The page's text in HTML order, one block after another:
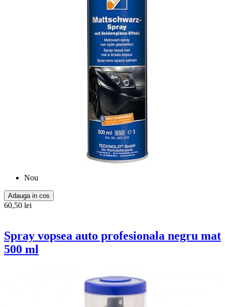
Nou
Adauga in cos
60,50 lei
Spray vopsea auto profesionala negru mat
500 ml